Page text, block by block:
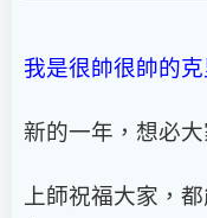
我是很帥很帥的
新的一年，想必
上師祝福大家，